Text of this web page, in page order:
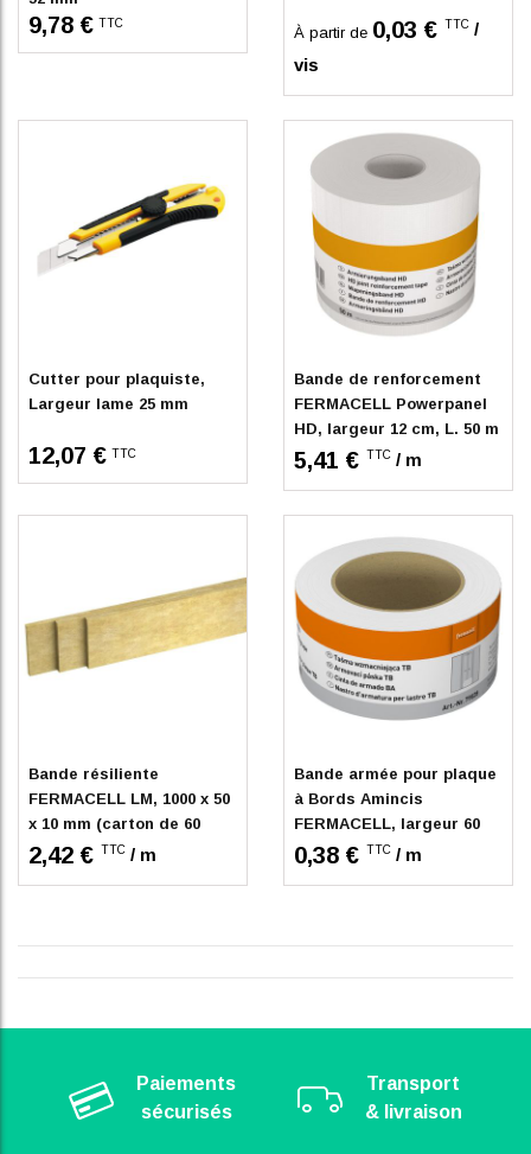
9,78 € TTC
À partir de 0,03 € TTC /
vis
Cutter pour plaquiste,
Largeur lame 25 mm
12,07 € TTC
Indisponible
Bande de renforcement
FERMACELL Powerpanel
HD, largeur 12 cm, L. 50 m
5,41 € TTC / m
Bande résiliente
FERMACELL LM, 1000 x 50
x 10 mm (carton de 60
unités)
2,42 € TTC / m
En stock
Bande armée pour plaque
à Bords Amincis
FERMACELL, largeur 60
mm, L. 45 m
0,38 € TTC / m
Paiements
sécurisés
Transport
& livraison